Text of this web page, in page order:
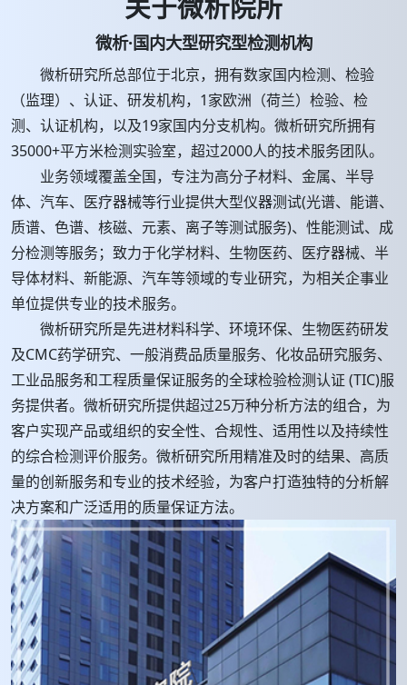
微析·国内大型研究型检测机构
微析研究所总部位于北京，拥有数家国内检测、检验
（监理）、认证、研发机构，1家欧洲（荷兰）检验、检
测、认证机构，以及19家国内分支机构。微析研究所拥有
35000+平方米检测实验室，超过2000人的技术服务团队。
业务领域覆盖全国，专注为高分子材料、金属、半导
体、汽车、医疗器械等行业提供大型仪器测试(光谱、能谱、
质谱、色谱、核磁、元素、离子等测试服务)、性能测试、成
分检测等服务；致力于化学材料、生物医药、医疗器械、半
导体材料、新能源、汽车等领域的专业研究，为相关企事业
单位提供专业的技术服务。
微析研究所是先进材料科学、环境环保、生物医药研发
及CMC药学研究、一般消费品质量服务、化妆品研究服务、
工业品服务和工程质量保证服务的全球检验检测认证 (TIC)服
务提供者。微析研究所提供超过25万种分析方法的组合，为
客户实现产品或组织的安全性、合规性、适用性以及持续性
的综合检测评价服务。微析研究所用精准及时的结果、高质
量的创新服务和专业的技术经验，为客户打造独特的分析解
决方案和广泛适用的质量保证方法。